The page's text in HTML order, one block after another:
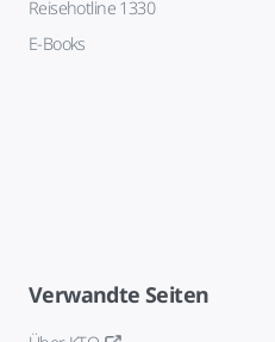
Reisehotline 1330
E-Books
Verwandte Seiten